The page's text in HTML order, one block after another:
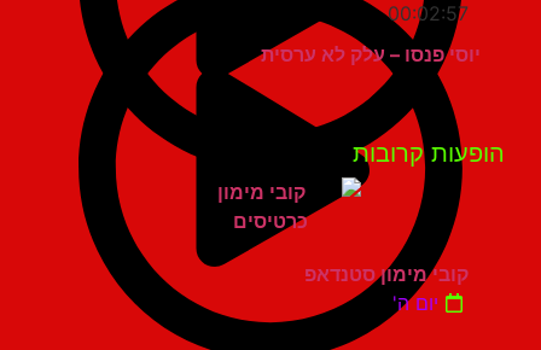
00:02:57
יוסי פנסו – עלק לא ערסית
קרובות
קובי מימון סטנדאפ
יום ה'